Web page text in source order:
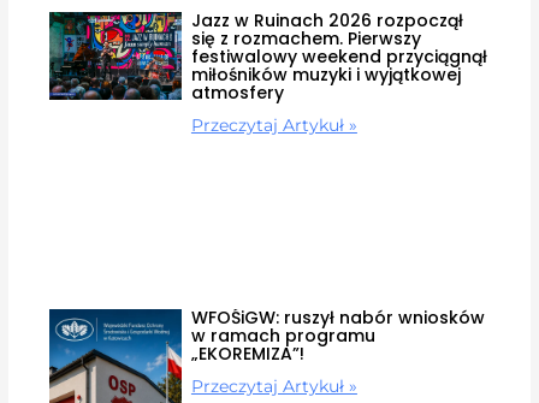
Jazz w Ruinach 2026 rozpoczął
się z rozmachem. Pierwszy
festiwalowy weekend przyciągnął
miłośników muzyki i wyjątkowej
atmosfery
Przeczytaj Artykuł »
WFOŚiGW: ruszył nabór wniosków
w ramach programu
„EKOREMIZA”!
Przeczytaj Artykuł »